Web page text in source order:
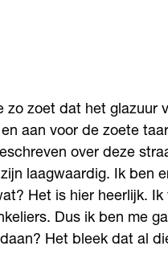
zoet dat het glazuur
aan voor de zoete
over deze
laagwaardig. Ik ben
Het is hier heerlijk.
Dus ik ben me
Het bleek dat al